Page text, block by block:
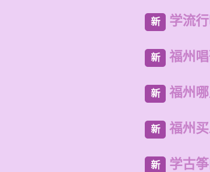
新 学流
新 福州
新 福州
新 福州
新 学古